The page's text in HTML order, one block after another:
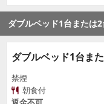
ダブルベッド1台または
ダブルベッド1台ま
禁煙
朝食付